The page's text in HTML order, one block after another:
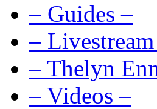
– Guides –
–
– Thelyn
– Videos –